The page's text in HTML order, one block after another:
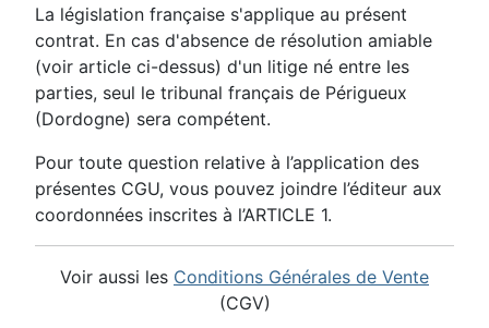
La législation française s'applique au présent
contrat. En cas d'absence de résolution amiable
(voir article ci-dessus) d'un litige né entre les
parties, seul le tribunal français de Périgueux
(Dordogne) sera compétent.
Pour toute question relative à l’application des
présentes CGU, vous pouvez joindre l’éditeur aux
coordonnées inscrites à l’ARTICLE 1.
Voir aussi les Conditions Générales de Vente
(CGV)